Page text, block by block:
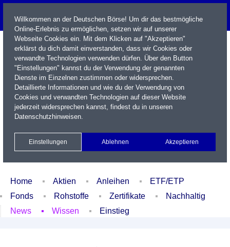
Name / WKN / ISIN / Kürzel
Xetra Realtime
Watchlist Portfolio Login
Home Aktien Anleihen
ETF/ETP
Fonds
Rohstoffe Zertifikate
Nachhaltig
News
Wissen Einstieg
Willkommen an der Deutschen Börse! Um dir das bestmögliche
Online-Erlebnis zu ermöglichen, setzen wir auf unserer
Webseite Cookies ein. Mit dem Klicken auf "Akzeptieren"
erklärst du dich damit einverstanden, dass wir Cookies oder
verwandte Technologien verwenden dürfen. Über den Button
"Einstellungen" kannst du der Verwendung der genannten
Dienste im Einzelnen zustimmen oder widersprechen.
Detaillierte Informationen und wie du der Verwendung von
Cookies und verwandten Technologien auf dieser Website
jederzeit widersprechen kannst, findest du in unseren
Datenschutzhinweisen.
Einstellungen Ablehnen Akzeptieren